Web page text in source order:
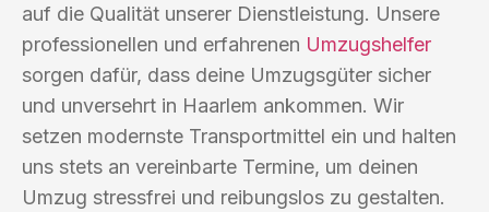
auf die Qualität unserer Dienstleistung. Unsere
professionellen und erfahrenen Umzugshelfer
sorgen dafür, dass deine Umzugsgüter sicher
und unversehrt in Haarlem ankommen. Wir
setzen modernste Transportmittel ein und halten
uns stets an vereinbarte Termine, um deinen
Umzug stressfrei und reibungslos zu gestalten.